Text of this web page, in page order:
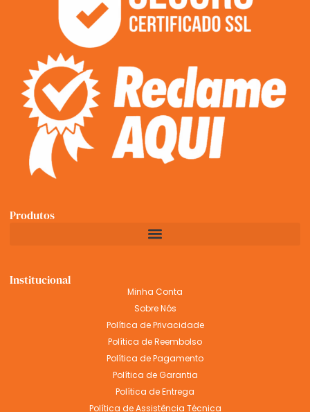
Produtos
Institucional
Minha Conta
Sobre Nós
Política de Privacidade
Política de Reembolso
Política de Pagamento
Política de Garantia
Política de Entrega
Política de Assistência Técnica